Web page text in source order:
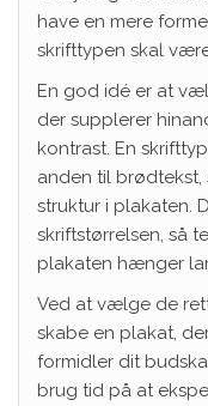
have en mere
skrifttypen skal
En god idé er at
der supplerer
kontrast. En
anden til brødtekst,
struktur i plakaten.
skriftstørrelsen, så
plakaten hænger
Ved at vælge de
skabe en plakat,
formidler dit
brug tid på at